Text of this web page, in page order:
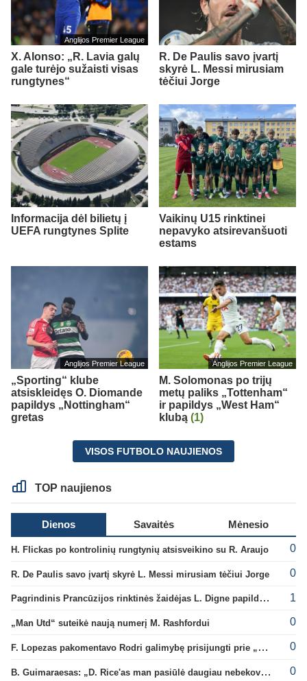
Anglijos Premier League
X. Alonso: „R. Lavia galų
gale turėjo sužaisti visas
rungtynes“
R. De Paulis savo įvartį
skyrė L. Messi mirusiam
tėčiui Jorge
Informacija dėl bilietų į
UEFA rungtynes Splite
Vaikinų U15 rinktinei
nepavyko atsirevanšuoti
estams
Anglijos Premier League
„Sporting“ klube
atsiskleidęs O. Diomande
papildys „Nottingham“
gretas
Anglijos Premier League
M. Solomonas po trijų
metų paliks „Tottenham“
ir papildys „West Ham“
klubą (1)
VISOS FUTBOLO NAUJIENOS
TOP naujienos
Dienos Savaitės Mėnesio
H. Flickas po kontrolinių rungtynių atsisveikino su R. Araujo 0
R. De Paulis savo įvartį skyrė L. Messi mirusiam tėčiui Jorge 0
Pagrindinis Prancūzijos rinktinės žaidėjas L. Digne papildė PSG gretas 1
„Man Utd“ suteikė naują numerį M. Rashfordui 0
F. Lopezas pakomentavo Rodri galimybę prisijungti prie „Barcelona“ ekipos 0
B. Guimaraesas: „D. Rice'as man pasiūlė daugiau nebekovoti tarpusavyje“ 0